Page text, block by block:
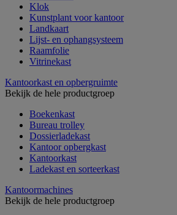
Klok
Kunstplant voor kantoor
Landkaart
Lijst- en ophangsysteem
Raamfolie
Vitrinekast
Kantoorkast en opbergruimte
Bekijk de hele productgroep
Boekenkast
Bureau trolley
Dossierladekast
Kantoor opbergkast
Kantoorkast
Ladekast en sorteerkast
Kantoormachines
Bekijk de hele productgroep